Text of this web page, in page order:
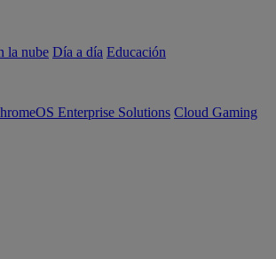
la nube Día a día Educación
Enterprise Solutions Cloud Gaming